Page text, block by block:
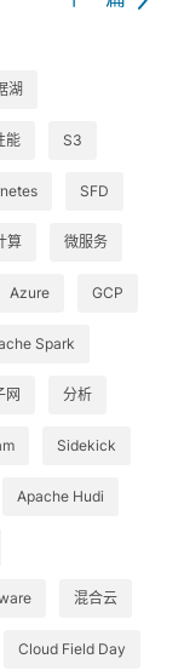
湖
能 S3
SFD
算 微服务
Azure GCP
Spark
网 分析
Sidekick
Apache Hudi
混合云
Cloud Field Day